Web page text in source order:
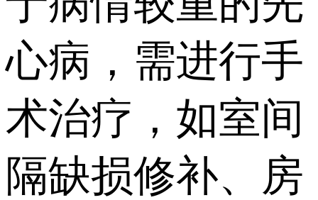
心病，需进行手
术治疗，如室间
隔缺损修补、房